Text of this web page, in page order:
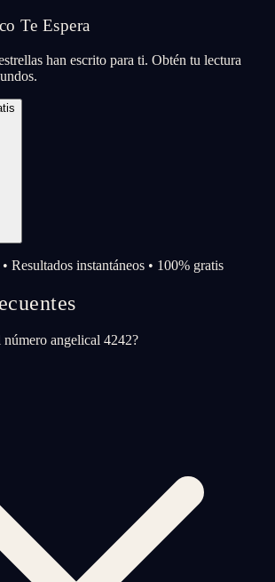
Te Espera
han escrito para ti. Obtén tu lectura
Resultados instantáneos • 100% gratis
angelical 4242?